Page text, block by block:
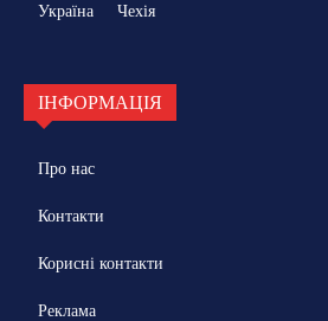
Україна
Чехія
ІНФОРМАЦІЯ
Про нас
Контакти
Корисні контакти
Реклама